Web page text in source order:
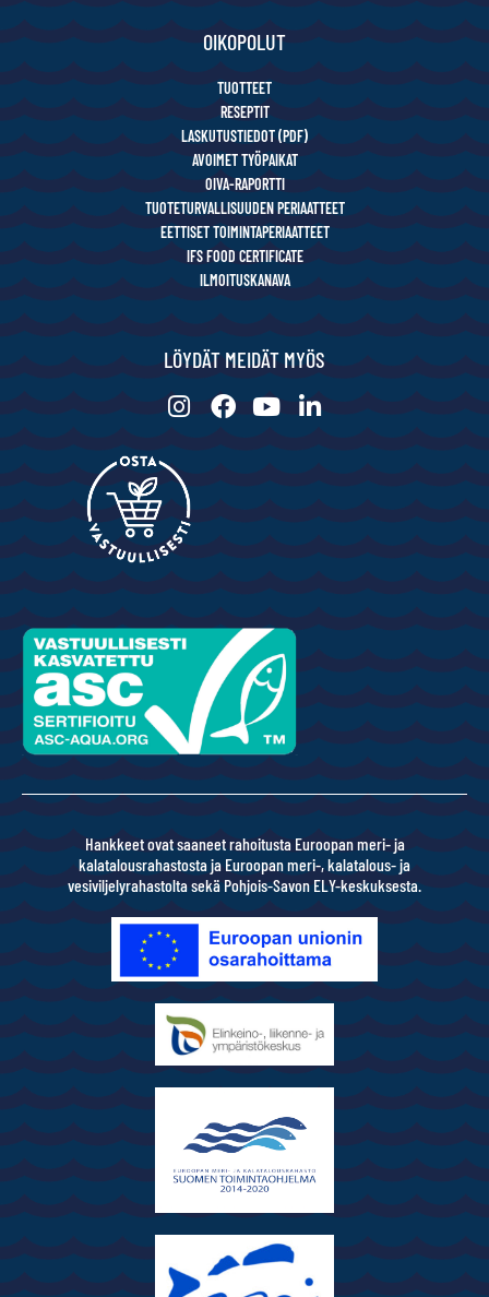
OIKOPOLUT
TUOTTEET
RESEPTIT
LASKUTUSTIEDOT (PDF)
AVOIMET TYÖPAIKAT
OIVA-RAPORTTI
TUOTETURVALLISUUDEN PERIAATTEET
EETTISET TOIMINTAPERIAATTEET
IFS FOOD CERTIFICATE
ILMOITUSKANAVA
LÖYDÄT MEIDÄT MYÖS
Hankkeet ovat saaneet rahoitusta Euroopan meri- ja
kalatalousrahastosta ja Euroopan meri-, kalatalous- ja
vesiviljelyrahastolta sekä Pohjois-Savon ELY-keskuksesta.